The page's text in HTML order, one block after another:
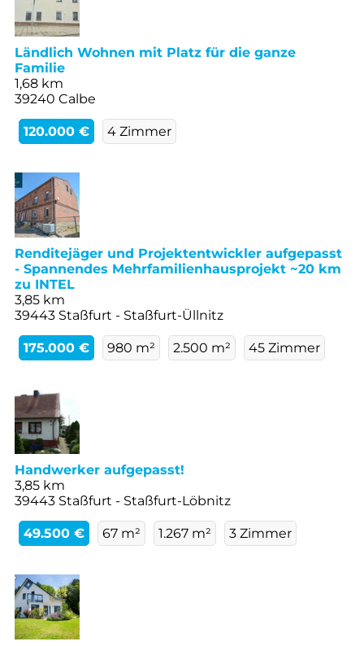
Ländlich Wohnen mit Platz für die ganze
Familie
1,68 km
39240 Calbe
120.000 € 4 Zimmer
Renditejäger und Projektentwickler aufgepasst
- Spannendes Mehrfamilienhausprojekt ~20 km
zu INTEL
3,85 km
39443 Staßfurt - Staßfurt-Üllnitz
175.000 € 980 m² 2.500 m² 45 Zimmer
Handwerker aufgepasst!
3,85 km
39443 Staßfurt - Staßfurt-Löbnitz
49.500 € 67 m² 1.267 m² 3 Zimmer